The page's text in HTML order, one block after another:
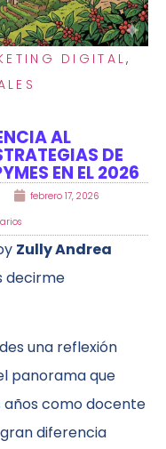
DIGITAL,
AL
DE
EN EL 2026
febrero 17, 2026
Zully Andrea
decirme
una reflexión
panorama que
años como docente
diferencia